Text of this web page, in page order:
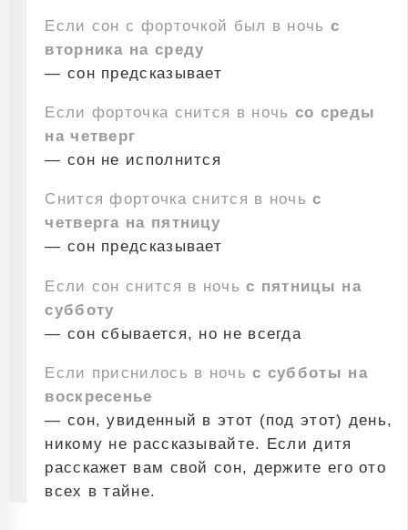
Если сон с форточкой был в ночь с
вторника на среду
— сон предсказывает
Если форточка снится в ночь со среды
на четверг
— сон не исполнится
Снится форточка снится в ночьс
четверга на пятницу
— сон предсказывает
Если сон снится в ночьс пятницы на
субботу
— сон сбывается, но не всегда
Если приснилось в ночьс субботы на
воскресенье
— сон, увиденный в этот (под этот) день,
никому не рассказывайте. Если дитя
расскажет вам свой сон, держите его ото
всех в тайне.